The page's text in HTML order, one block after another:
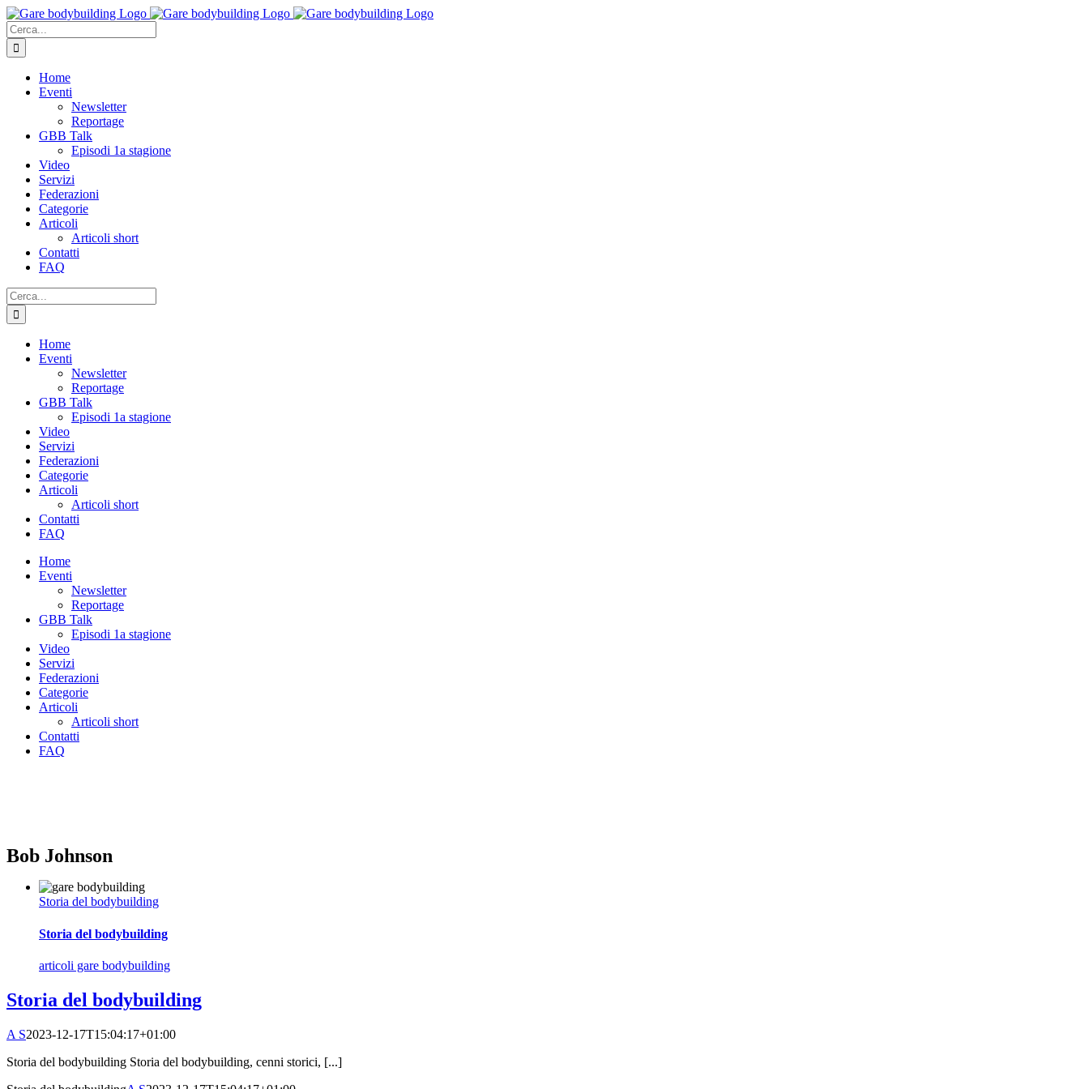
Salta
al
contenuto
Cerca
per:
Home
Eventi
Newsletter
Reportage
GBB Talk
Episodi 1a stagione
Video
Servizi
Federazioni
Categorie
Articoli
Articoli short
Contatti
FAQ
Cerca
per:
Home
Eventi
Newsletter
Reportage
GBB Talk
Episodi 1a stagione
Video
Servizi
Federazioni
Categorie
Articoli
Articoli short
Contatti
FAQ
Home
Eventi
Newsletter
Reportage
GBB Talk
Episodi 1a stagione
Video
Servizi
Federazioni
Categorie
Articoli
Articoli short
Contatti
FAQ
Bob Johnson
Storia del bodybuilding
Storia del bodybuilding
articoli gare bodybuilding
Storia del bodybuilding
A S2023-12-17T15:04:17+01:00
Storia del bodybuilding Storia del bodybuilding, cenni storici, [...]